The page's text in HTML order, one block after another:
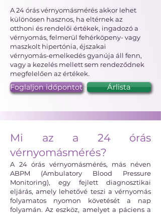
A 24 órás vérnyomásmérés akkor lehet
különösen hasznos, ha eltérnek az
otthoni és rendelői értékek, ingadozó a
vérnyomás, felmerül fehérköpeny- vagy
maszkolt hipertónia, éjszakai
vérnyomás-emelkedés gyanúja áll fenn,
vagy a kezelés mellett sem rendeződnek
megfelelően az értékek.
Foglaljon időpontot Árlista
Mi az a 24 órás
vérnyomásmérés?
A 24 órás vérnyomásmérés, más néven
ABPM (Ambulatory Blood Pressure
Monitoring), egy fejlett diagnosztikai
eljárás, amely lehetővé teszi a vérnyomás
folyamatos nyomon követését a nap
folyamán. Az eszköz, amelyet a páciens a